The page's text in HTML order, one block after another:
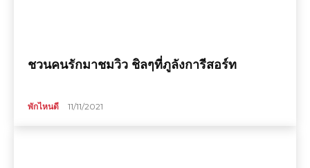
ชวนคนรักมาชมวิว ชิลๆที่ภูลังการีสอร์ท
พักไหนดี 11/11/2021